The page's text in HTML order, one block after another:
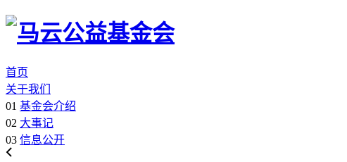
首页
关于我们
01 基金会介绍
02 大事记
03 信息公开